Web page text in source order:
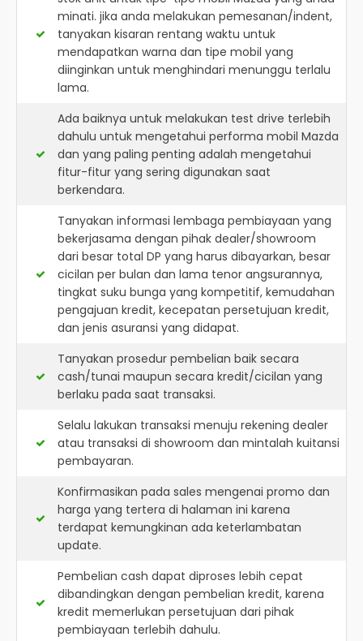
minati. jika anda melakukan pemesanan/indent,
tanyakan kisaran rentang waktu untuk
mendapatkan warna dan tipe mobil yang
diinginkan untuk menghindari menunggu terlalu
lama.
Ada baiknya untuk melakukan test drive terlebih
dahulu untuk mengetahui performa mobil Mazda
dan yang paling penting adalah mengetahui
fitur-fitur yang sering digunakan saat
berkendara.
Tanyakan informasi lembaga pembiayaan yang
bekerjasama dengan pihak dealer/showroom
dari besar total DP yang harus dibayarkan, besar
cicilan per bulan dan lama tenor angsurannya,
tingkat suku bunga yang kompetitif, kemudahan
pengajuan kredit, kecepatan persetujuan kredit,
dan jenis asuransi yang didapat.
Tanyakan prosedur pembelian baik secara
cash/tunai maupun secara kredit/cicilan yang
berlaku pada saat transaksi.
Selalu lakukan transaksi menuju rekening dealer
atau transaksi di showroom dan mintalah kuitansi
pembayaran.
Konfirmasikan pada sales mengenai promo dan
harga yang tertera di halaman ini karena
terdapat kemungkinan ada keterlambatan
update.
Pembelian cash dapat diproses lebih cepat
dibandingkan dengan pembelian kredit, karena
kredit memerlukan persetujuan dari pihak
pembiayaan terlebih dahulu.